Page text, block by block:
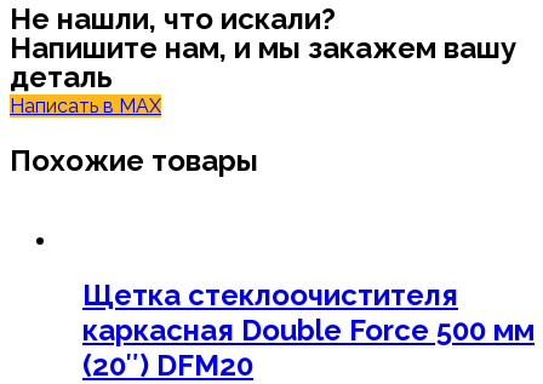
Не нашли, что искали?
Напишите нам, и мы закажем вашу
деталь
Написать в MAX
Похожие товары
Щетка стеклоочистителя
каркасная Double Force 500 мм
(20″) DFM20